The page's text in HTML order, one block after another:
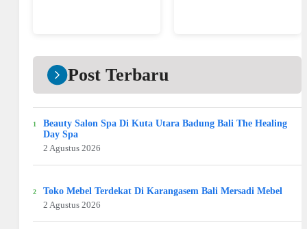
Post Terbaru
Beauty Salon Spa Di Kuta Utara Badung Bali The Healing
Day Spa
2 Agustus 2026
Toko Mebel Terdekat Di Karangasem Bali Mersadi Mebel
2 Agustus 2026